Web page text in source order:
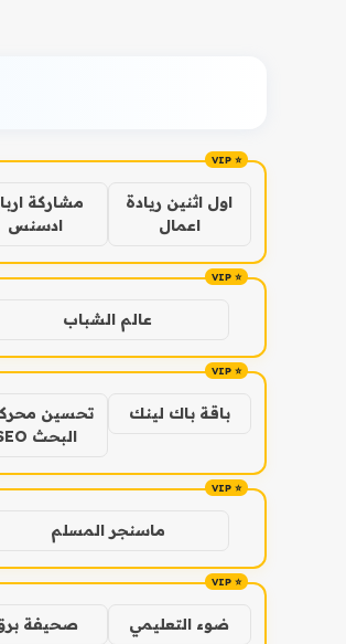
اول اثنين ريادة
اعمال
مشاركة
ادسنس
عالم الشباب
باقة باك لينك
تحسين
البحث SEO
ماسنجر المسلم
ضوء التعليمي صحيفة